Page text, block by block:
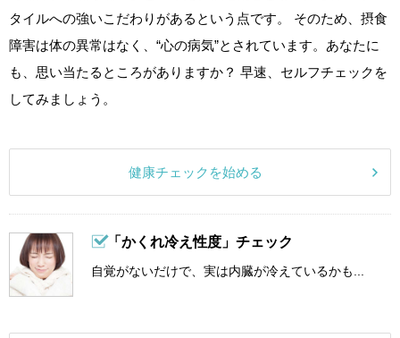
タイルへの強いこだわりがあるという点です。 そのため、摂食
障害は体の異常はなく、“心の病気”とされています。あなたに
も、思い当たるところがありますか？ 早速、セルフチェックを
してみましょう。
健康チェックを始める
「かくれ冷え性度」チェック
自覚がないだけで、実は内臓が冷えているかも...